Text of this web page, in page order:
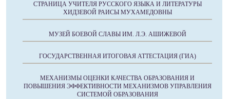
СТРАНИЦА УЧИТЕЛЯ РУССКОГО ЯЗЫКА И ЛИТЕРАТУРЫ
ХИДЗЕВОЙ РАИСЫ МУХАМЕДОВНЫ
МУЗЕЙ БОЕВОЙ СЛАВЫ ИМ. Л.Э. АШИЖЕВОЙ
ГОСУДАРСТВЕННАЯ ИТОГОВАЯ АТТЕСТАЦИЯ (ГИА)
МЕХАНИЗМЫ ОЦЕНКИ КАЧЕСТВА ОБРАЗОВАНИЯ И
ПОВЫШЕНИЯ ЭФФЕКТИВНОСТИ МЕХАНИЗМОВ УПРАВЛЕНИЯ
СИСТЕМОЙ ОБРАЗОВАНИЯ